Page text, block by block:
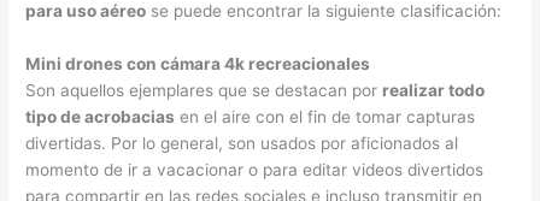
para uso aéreo se puede encontrar la siguiente clasificación:
Mini drones con cámara 4k recreacionales
Son aquellos ejemplares que se destacan por realizar todo
tipo de acrobacias en el aire con el fin de tomar capturas
divertidas. Por lo general, son usados por aficionados al
momento de ir a vacacionar o para editar videos divertidos
para compartir en las redes sociales e incluso transmitir en